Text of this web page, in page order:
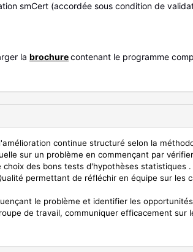
smCert (accordée sous condition de
la brochurecontenant le programme
continue structuré selon la
sur un problème en commençant par
des bons tests d'hypothèses statistiques .
permettant de réfléchir en équipe sur les
le problème et identifier les
de travail, communiquer efficacement sur